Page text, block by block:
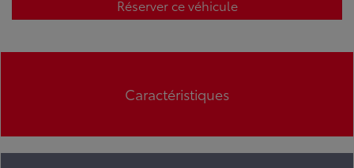
Réserver ce véhicule
Caractéristiques